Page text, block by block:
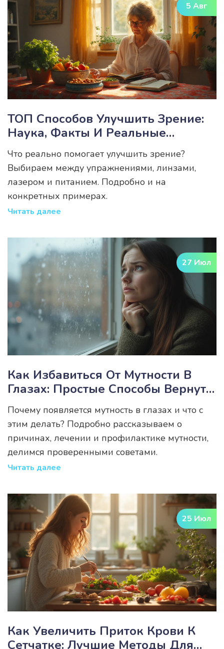
5 Авг
ТОП Способов Улучшить Зрение:
Наука, Факты И Реальные
Решения
Что реально помогает улучшить зрение?
Выбираем между упражнениями, линзами,
лазером и питанием. Подробно и на
конкретных примерах.
Читать далее
27 Июл
Как Избавиться От Мутности В
Глазах: Простые Способы Вернуть
Ясное Зрение
Почему появляется мутность в глазах и что с
этим делать? Подробно рассказываем о
причинах, лечении и профилактике мутности,
делимся проверенными советами.
Читать далее
25 Июл
Как Увеличить Приток Крови К
Сетчатке: Лучшие Методы Для